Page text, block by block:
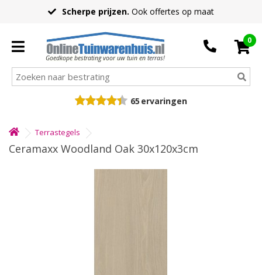
Scherpe prijzen. Ook offertes op maat
Goedkope bestrating voor uw tuin en terras!
0
65 ervaringen
Terrastegels
Ceramaxx Woodland Oak 30x120x3cm